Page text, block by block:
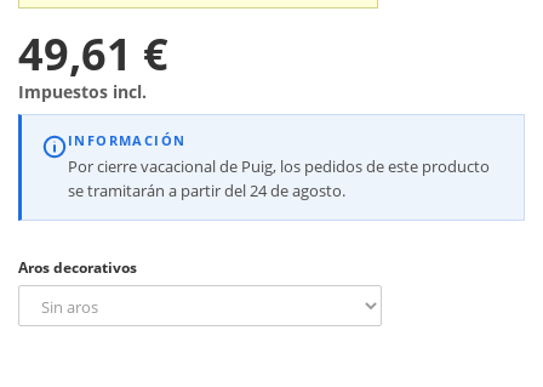
49,61 €
Impuestos incl.
INFORMACIÓN
Por cierre vacacional de Puig, los pedidos de este producto
se tramitarán a partir del 24 de agosto.
Aros decorativos